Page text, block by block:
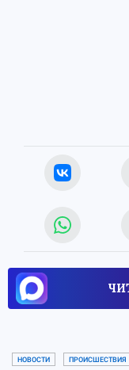
НОВОСТИ ПРОИСШЕСТВИЯ